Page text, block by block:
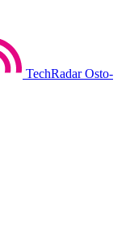
TechRadar Osto-